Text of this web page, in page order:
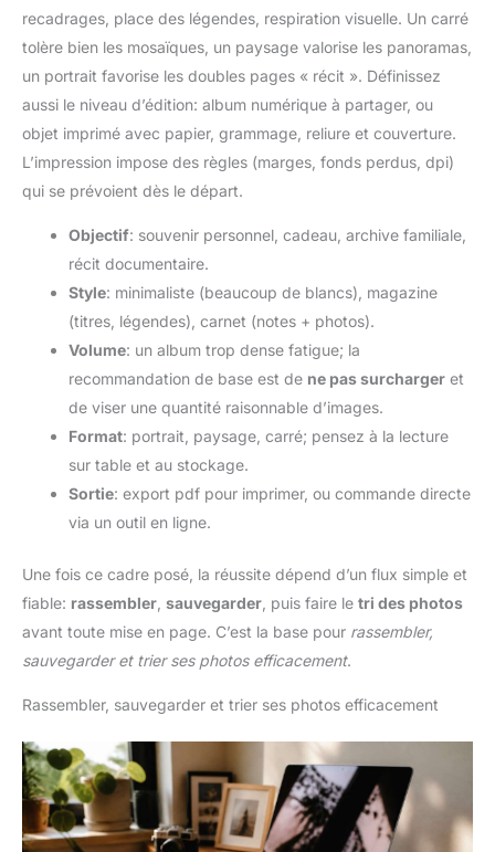
recadrages, place des légendes, respiration visuelle. Un carré
tolère bien les mosaïques, un paysage valorise les panoramas,
un portrait favorise les doubles pages « récit ». Définissez
aussi le niveau d’édition: album numérique à partager, ou
objet imprimé avec papier, grammage, reliure et couverture.
L’impression impose des règles (marges, fonds perdus, dpi)
qui se prévoient dès le départ.
Objectif: souvenir personnel, cadeau, archive familiale,
récit documentaire.
Style: minimaliste (beaucoup de blancs), magazine
(titres, légendes), carnet (notes + photos).
Volume: un album trop dense fatigue; la
recommandation de base est de ne pas surcharger et
de viser une quantité raisonnable d’images.
Format: portrait, paysage, carré; pensez à la lecture
sur table et au stockage.
Sortie: export pdf pour imprimer, ou commande directe
via un outil en ligne.
Une fois ce cadre posé, la réussite dépend d’un flux simple et
fiable: rassembler sauvegarder , puis faire le tri des photos
avant toute mise en page. C’est la base pour rassembler,
sauvegarder et trier ses photos efficacement.
Rassembler, sauvegarder et trier ses photos efficacement